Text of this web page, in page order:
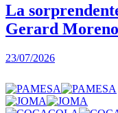
La
Gerard
23/07/2026